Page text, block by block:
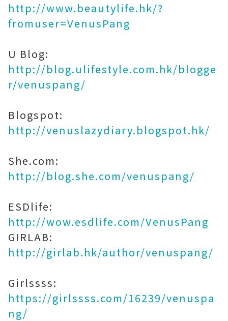
http://www.beautylife.hk/?
fromuser=VenusPang
U Blog:
http://blog.ulifestyle.com.hk/blogge
r/venuspang/
Blogspot:
http://venuslazydiary.blogspot.hk/
She.com:
http://blog.she.com/venuspang/
ESDlife:
http://wow.esdlife.com/VenusPang
GIRLAB:
http://girlab.hk/author/venuspang/
Girlssss:
https://girlssss.com/16239/venuspa
ng/